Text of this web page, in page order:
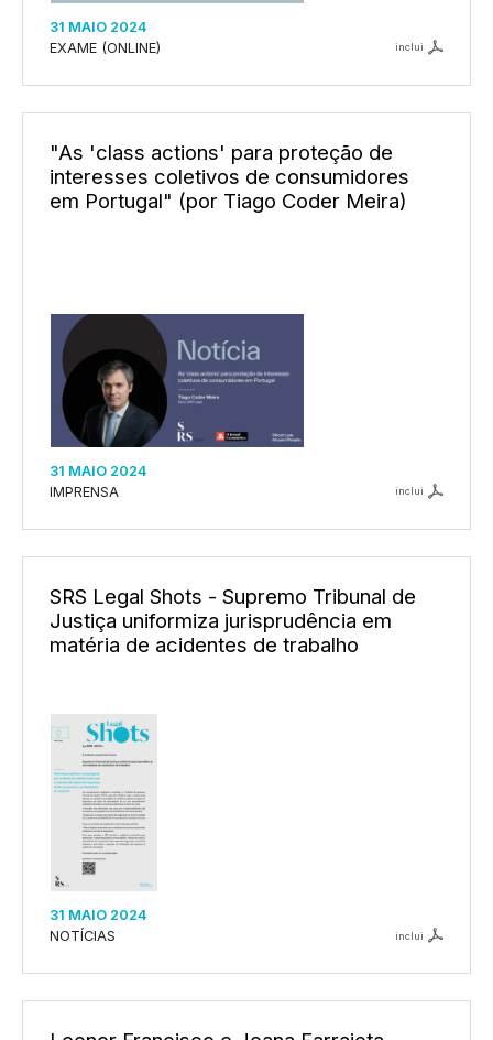
31 MAIO 2024
EXAME (ONLINE)
inclui
"As 'class actions' para proteção de
interesses coletivos de consumidores
em Portugal" (por Tiago Coder Meira)
31 MAIO 2024
IMPRENSA
inclui
SRS Legal Shots - Supremo Tribunal de
Justiça uniformiza jurisprudência em
matéria de acidentes de trabalho
31 MAIO 2024
NOTÍCIAS
inclui